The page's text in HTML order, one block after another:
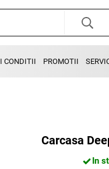
CONDITII PROMOTII
Carcasa
In